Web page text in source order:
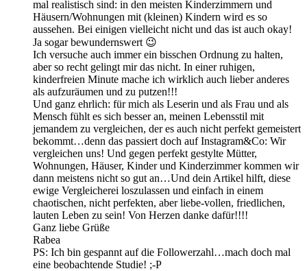
mal realistisch sind: in den meisten Kinderzimmern und
Häusern/Wohnungen mit (kleinen) Kindern wird es so
aussehen. Bei einigen vielleicht nicht und das ist auch okay!
Ja sogar bewundernswert 😉
Ich versuche auch immer ein bisschen Ordnung zu halten,
aber so recht gelingt mir das nicht. In einer ruhigen,
kinderfreien Minute mache ich wirklich auch lieber anderes
als aufzuräumen und zu putzen!!!
Und ganz ehrlich: für mich als Leserin und als Frau und als
Mensch fühlt es sich besser an, meinen Lebensstil mit
jemandem zu vergleichen, der es auch nicht perfekt gemeistert
bekommt…denn das passiert doch auf Instagram&Co: Wir
vergleichen uns! Und gegen perfekt gestylte Mütter,
Wohnungen, Häuser, Kinder und Kinderzimmer kommen wir
dann meistens nicht so gut an…Und dein Artikel hilft, diese
ewige Vergleicherei loszulassen und einfach in einem
chaotischen, nicht perfekten, aber liebe-vollen, friedlichen,
lauten Leben zu sein! Von Herzen danke dafür!!!!
Ganz liebe Grüße
Rabea
PS: Ich bin gespannt auf die Followerzahl…mach doch mal
eine beobachtende Studie! ;-P